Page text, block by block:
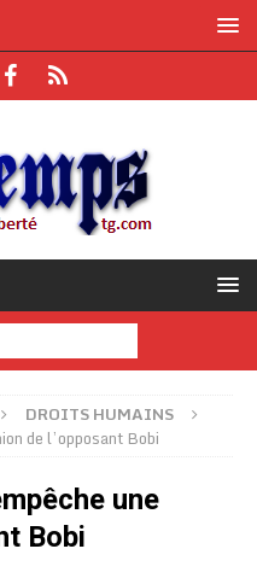
DROITS HUMAINS
de l’opposant Bobi
une
Bobi